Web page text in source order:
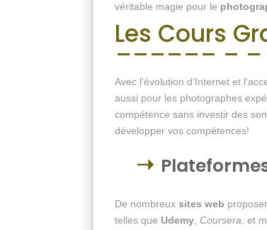
véritable magie pour le
Les Cours
Avec l’évolution d’Internet et
aussi pour les photographes
compétence sans investir des
développer vos compétences!
De nombreux sites web
telles que Udemy, Coursera, et